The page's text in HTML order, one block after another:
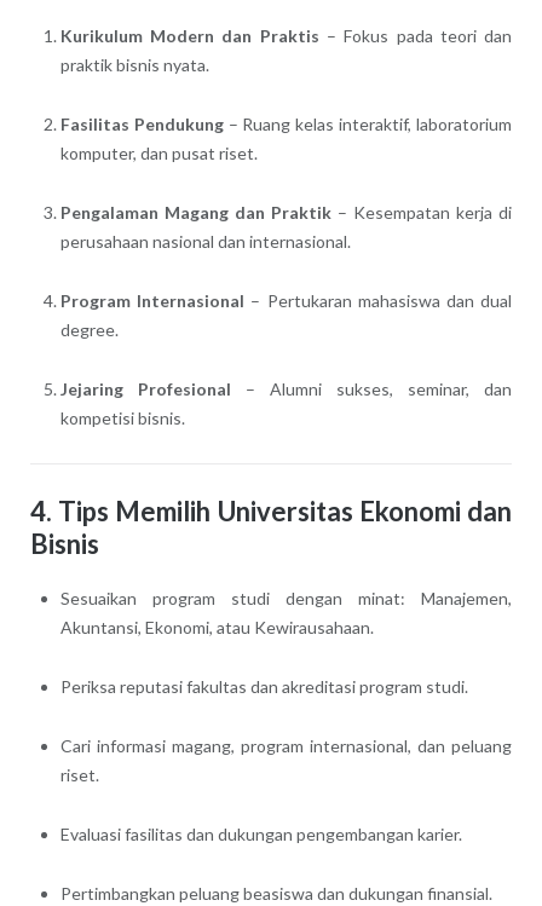
Kurikulum Modern dan Praktis – Fokus pada teori dan
praktik bisnis nyata.
Fasilitas Pendukung– Ruang kelas interaktif, laboratorium
komputer, dan pusat riset.
Pengalaman Magang dan Praktik – Kesempatan kerja di
perusahaan nasional dan internasional.
Program Internasional – Pertukaran mahasiswa dan dual
degree.
Jejaring Profesional – Alumni sukses, seminar, dan
kompetisi bisnis.
4. Tips Memilih Universitas Ekonomi dan
Bisnis
Sesuaikan program studi dengan minat: Manajemen,
Akuntansi, Ekonomi, atau Kewirausahaan.
Periksa reputasi fakultas dan akreditasi program studi.
Cari informasi magang, program internasional, dan peluang
riset.
Evaluasi fasilitas dan dukungan pengembangan karier.
Pertimbangkan peluang beasiswa dan dukungan finansial.